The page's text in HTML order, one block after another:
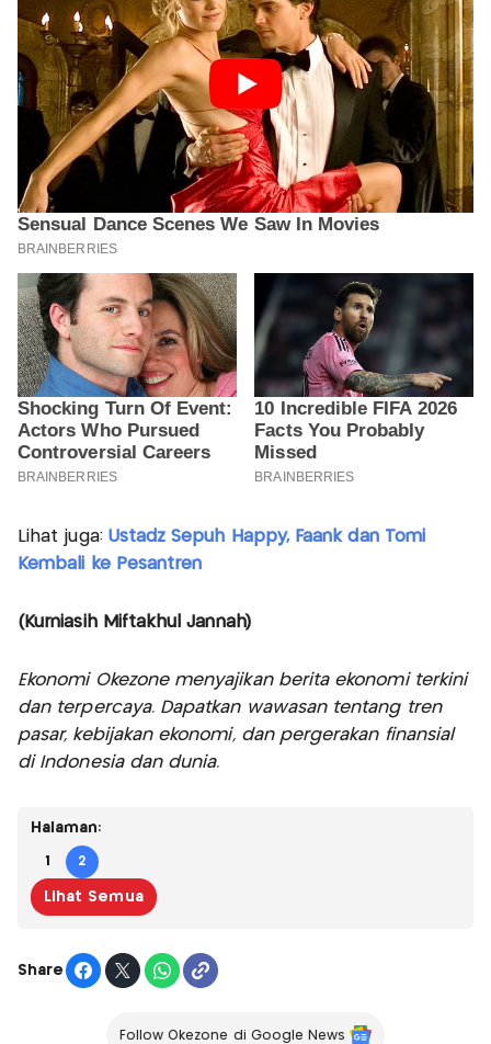
Lihat juga: Ustadz Sepuh Happy, Faank dan Tomi
Kembali ke Pesantren
(Kurniasih Miftakhul Jannah)
Ekonomi Okezone menyajikan berita ekonomi terkini
dan terpercaya. Dapatkan wawasan tentang tren
pasar, kebijakan ekonomi, dan pergerakan finansial
di Indonesia dan dunia.
Halaman:
1 2
Lihat Semua
Share
Follow Okezone di Google News